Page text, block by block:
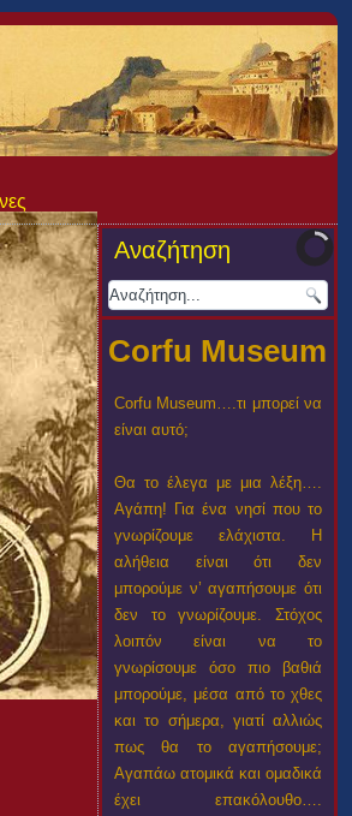
Αναζήτηση
Corfu Museum
Corfu Museum….τι μπορεί να
είναι αυτό;
Θα το έλεγα με μια λέξη….
Αγάπη! Για ένα νησί που το
γνωρίζουμε ελάχιστα. Η
αλήθεια είναι ότι δεν
μπορούμε ν’ αγαπήσουμε ότι
δεν το γνωρίζουμε. Στόχος
λοιπόν είναι να το
γνωρίσουμε όσο πιο βαθιά
μπορούμε, μέσα από το χθες
και το σήμερα, γιατί αλλιώς
πως θα το αγαπήσουμε;
Αγαπάω ατομικά και ομαδικά
έχει επακόλουθο….